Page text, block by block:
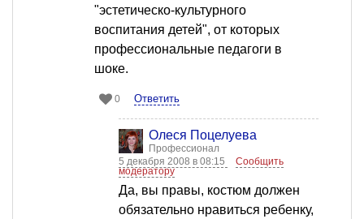
"эстетическо-культурного
воспитания детей", от которых
профессиональные педагоги в
шоке.
0 Ответить
Олеся Поцелуева
Профессионал
5 декабря 2008 в 08:15
Сообщить
модератору
Да, вы правы, костюм должен
обязательно нравиться ребенку,